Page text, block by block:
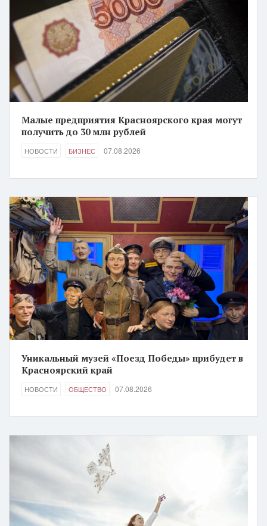
Малые предприятия Красноярского края могут
получить до 30 млн рублей
НОВОСТИ БИЗНЕС 07.08.2026
Уникальный музей «Поезд Победы» прибудет в
Красноярский край
НОВОСТИ ОБЩЕСТВО 07.08.2026